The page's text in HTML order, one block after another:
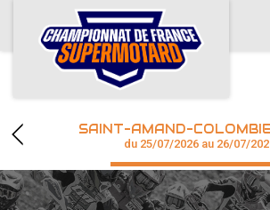
ACCUEIL
ACTUS
CALENDRIER
CHAMPIONNAT
RÉSULTATS
SAINT-AMAND-
du 25/07/2026 au 26/07/